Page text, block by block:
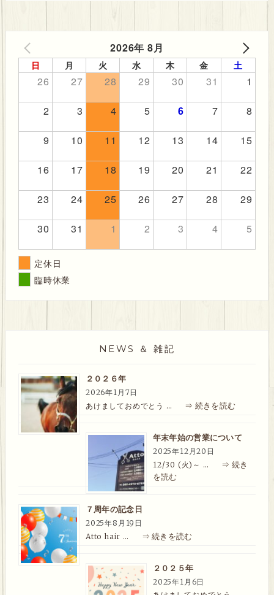
2026年 8月 NEXT
日 月 火 水 木 金 土
26 27 28 29 30 31 1
2 3 4 5 6 7 8
9 10 11 12 13 14 15
16 17 18 19 20 21 22
23 24 25 26 27 28 29
30 31 1 2 3 4 5
定休日
臨時休業
NEWS ＆ 雑記
２０２６年
2026年1月7日
あけましておめでとう …
⇒ 続きを読む
年末年始の営業について
2025年12月20日
12/30 (火)～ …
⇒ 続き
を読む
７周年の記念日
2025年8月19日
Atto hair …
⇒ 続きを読む
２０２５年
2025年1月6日